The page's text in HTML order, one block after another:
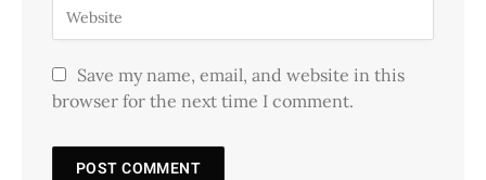
Save my name, email, and website in this
browser for the next time I comment.